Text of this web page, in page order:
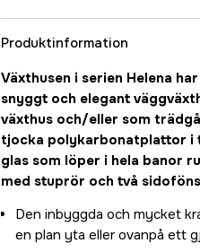
Produktinformation
Växthusen i serien Helena
snyggt och elegant
växthus och/eller som
tjocka polykarbonatplattor i
glas som löper i hela banor
med stuprör och två
Den inbyggda och mycket
en plan yta eller ovanpå ett